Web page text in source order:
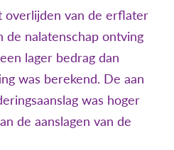
overlijden van de erflater
de nalatenschap ontving
lager bedrag dan
was berekend. De aan
was hoger
de aanslagen van de